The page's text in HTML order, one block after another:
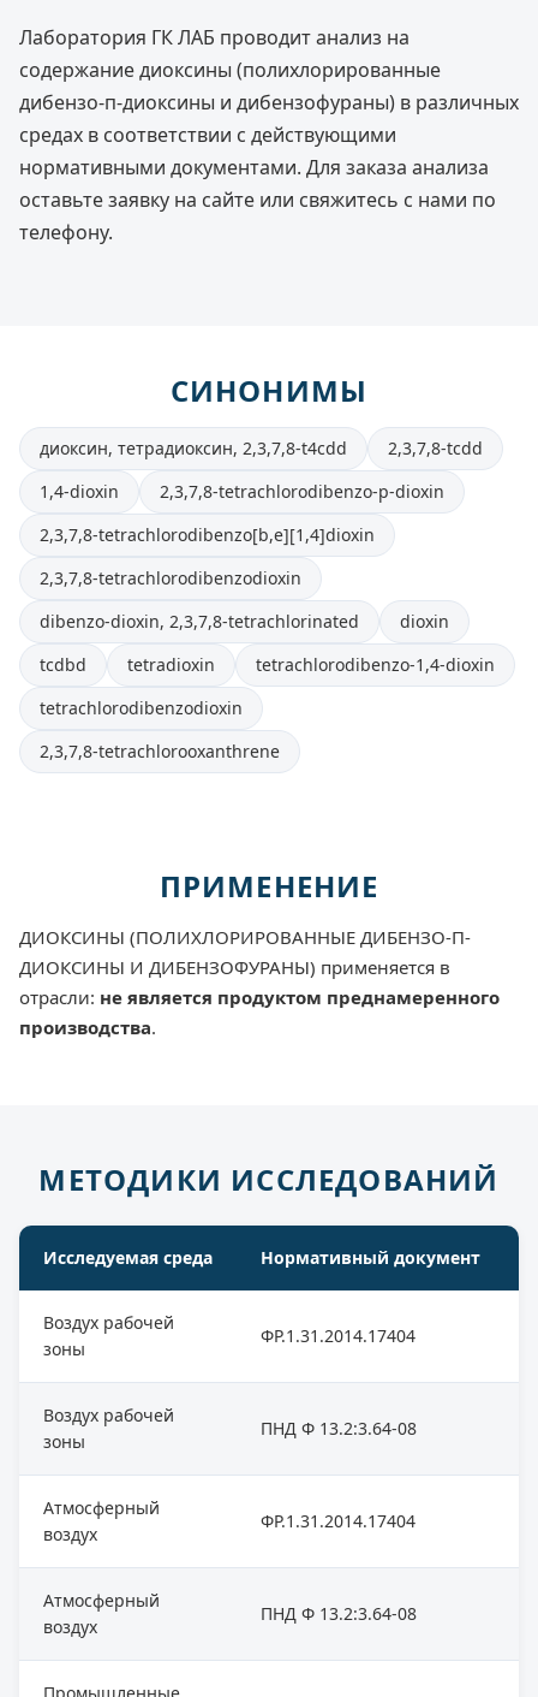
Лаборатория ГК ЛАБ проводит анализ на
содержание диоксины (полихлорированные
дибензо-п-диоксины и дибензофураны) в различных
средах в соответствии с действующими
нормативными документами. Для заказа анализа
оставьте заявку на сайте или свяжитесь с нами по
телефону.
СИНОНИМЫ
диоксин, тетрадиоксин, 2,3,7,8-t4cdd
2,3,7,8-tcdd
1,4-dioxin
2,3,7,8-tetrachlorodibenzo-p-dioxin
2,3,7,8-tetrachlorodibenzo[b,e][1,4]dioxin
2,3,7,8-tetrachlorodibenzodioxin
dibenzo-dioxin, 2,3,7,8-tetrachlorinated
dioxin
tcdbd
tetradioxin
tetrachlorodibenzo-1,4-dioxin
tetrachlorodibenzodioxin
2,3,7,8-tetrachlorooxanthrene
ПРИМЕНЕНИЕ
ДИОКСИНЫ (ПОЛИХЛОРИРОВАННЫЕ ДИБЕНЗО-П-
ДИОКСИНЫ И ДИБЕНЗОФУРАНЫ) применяется в
отрасли: не является продуктом преднамеренного
производства.
МЕТОДИКИ ИССЛЕДОВАНИЙ
Исследуемая среда Нормативный документ
Воздух рабочей
зоны
ФР.1.31.2014.17404
Воздух рабочей
зоны
ПНД Ф 13.2:3.64-08
Атмосферный
воздух
ФР.1.31.2014.17404
Атмосферный
воздух
ПНД Ф 13.2:3.64-08